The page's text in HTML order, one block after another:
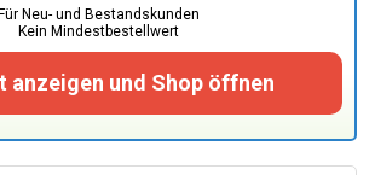
Für Neu- und Bestandskunden
Kein Mindestbestellwert
anzeigen und Shop öffnen